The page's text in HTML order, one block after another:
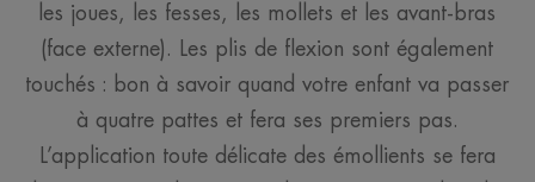
les joues, les fesses, les mollets et les avant-bras
(face externe). Les plis de flexion sont également
touchés : bon à savoir quand votre enfant va passer
à quatre pattes et fera ses premiers pas.
L’application toute délicate des émollients se fera